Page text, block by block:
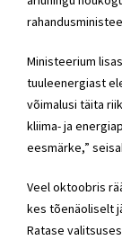
Ministeerium
tuuleenergiast
võimalusi täita
kliima- ja
eesmärke,”
Veel oktoobris
kes tõenäoliselt
Ratase